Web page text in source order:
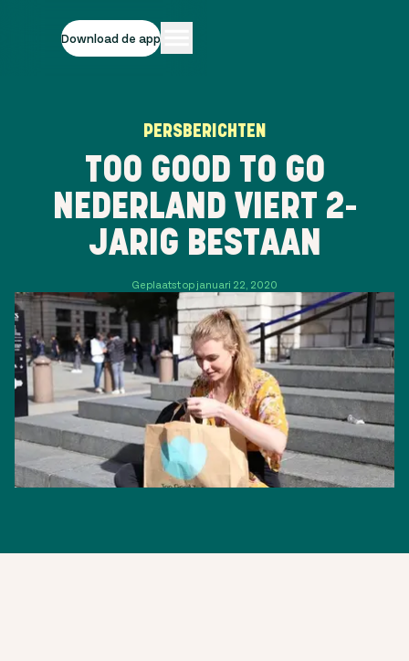
Download de app
PERSBERICHTEN
TOO GOOD TO GO
NEDERLAND VIERT 2-
JARIG BESTAAN
Geplaatst op januari 22, 2020